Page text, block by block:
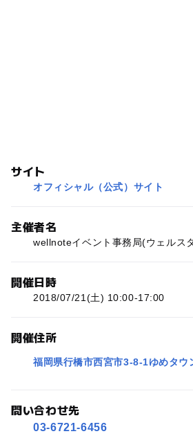
サイト
オフィシャル（公式）サイト
主催者名
wellnoteイベント事務局(ウェルス
開催日時
2018/07/21(土) 10:00-17:00
開催住所
福岡県行橋市西宮市3-8-1ゆめタウ
問い合わせ先
03-6721-6456